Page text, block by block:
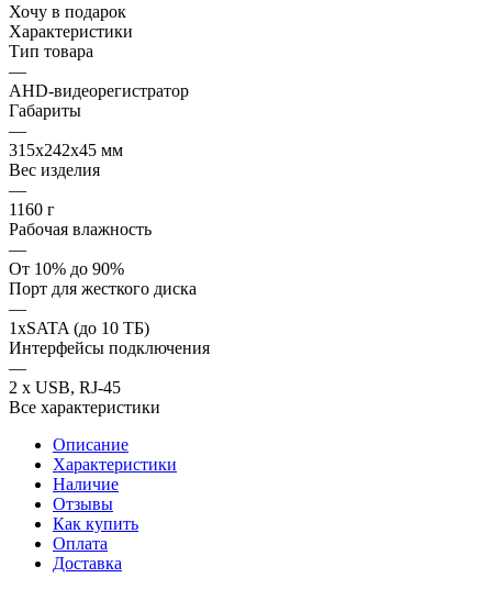
Хочу в подарок
Характеристики
Тип товара
—
AHD-видеорегистратор
Габариты
—
315x242x45 мм
Вес изделия
—
1160 г
Рабочая влажность
—
От 10% до 90%
Порт для жесткого диска
—
1xSATA (до 10 ТБ)
Интерфейсы подключения
—
2 x USB, RJ-45
Все характеристики
Описание
Характеристики
Наличие
Отзывы
Как купить
Оплата
Доставка